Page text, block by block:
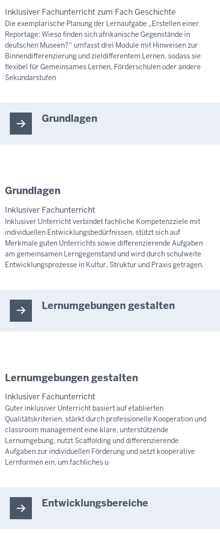
Inklusiver Fachunterricht zum Fach Geschichte
Die exemplarische Planung der Lernaufgabe „Erstellen einer
Reportage: Wieso finden sich afrikanische Gegenstände in
deutschen Museen?“ umfasst drei Module mit Hinweisen zur
Binnendifferenzierung und zieldifferentem Lernen, sodass sie
flexibel für Gemeinsames Lernen, Förderschulen oder andere
Sekundarstufen
Grundlagen
Grundlagen
Inklusiver Fachunterricht
Inklusiver Unterricht verbindet fachliche Kompetenzziele mit
individuellen Entwicklungsbedürfnissen, stützt sich auf
Merkmale guten Unterrichts sowie differenzierende Aufgaben
am gemeinsamen Lerngegenstand und wird durch schulweite
Entwicklungsprozesse in Kultur, Struktur und Praxis getragen.
Lernumgebungen gestalten
Lernumgebungen gestalten
Inklusiver Fachunterricht
Guter inklusiver Unterricht basiert auf etablierten
Qualitätskriterien, stärkt durch professionelle Kooperation und
classroom management eine klare, unterstützende
Lernumgebung, nutzt Scaffolding und differenzierende
Aufgaben zur individuellen Förderung und setzt kooperative
Lernformen ein, um fachliches u
Entwicklungsbereiche